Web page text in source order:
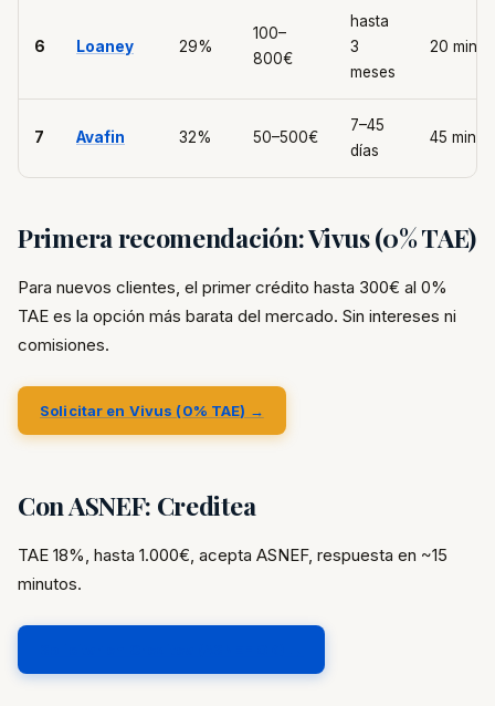
6 Loaney 29%
100–
800€
hasta
3
meses
20 min
7 Avafin 32% 50–500€
7–45
días
45 min
Primera recomendación: Vivus (0% TAE)
Para nuevos clientes, el primer crédito hasta 300€ al 0%
TAE es la opción más barata del mercado. Sin intereses ni
comisiones.
Solicitar en Vivus (0% TAE) →
Con ASNEF: Creditea
TAE 18%, hasta 1.000€, acepta ASNEF, respuesta en ~15
minutos.